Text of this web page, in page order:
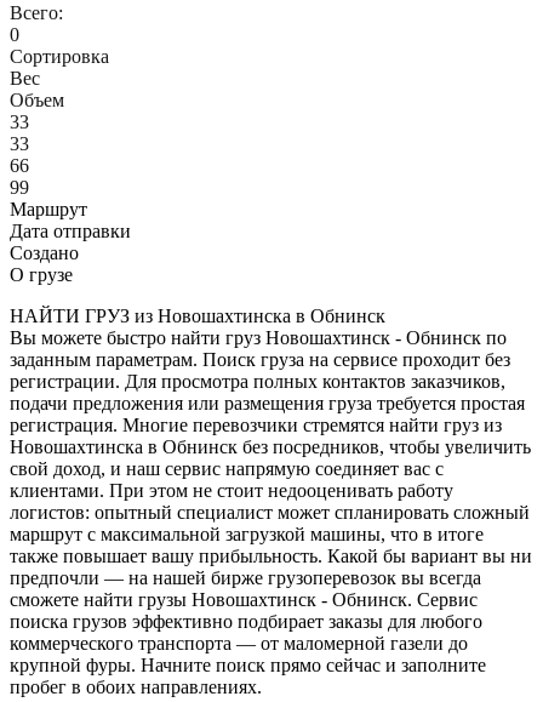
Всего:
0
Сортировка
Вес
Объем
33
33
66
99
Маршрут
Дата отправки
Создано
О грузе
НАЙТИ ГРУЗ из Новошахтинска в Обнинск
Вы можете быстро найти груз Новошахтинск - Обнинск по
заданным параметрам. Поиск груза на сервисе проходит без
регистрации. Для просмотра полных контактов заказчиков,
подачи предложения или размещения груза требуется простая
регистрация. Многие перевозчики стремятся найти груз из
Новошахтинска в Обнинск без посредников, чтобы увеличить
свой доход, и наш сервис напрямую соединяет вас с
клиентами. При этом не стоит недооценивать работу
логистов: опытный специалист может спланировать сложный
маршрут с максимальной загрузкой машины, что в итоге
также повышает вашу прибыльность. Какой бы вариант вы ни
предпочли — на нашей бирже грузоперевозок вы всегда
сможете найти грузы Новошахтинск - Обнинск. Сервис
поиска грузов эффективно подбирает заказы для любого
коммерческого транспорта — от маломерной газели до
крупной фуры. Начните поиск прямо сейчас и заполните
пробег в обоих направлениях.